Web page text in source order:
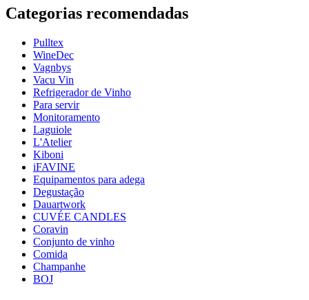
Número do produto109-183-00
Dimensões (LxAxP cm)
Peso (kg)
Categorias recomendadas
Pulltex
WineDec
Vagnbys
Vacu Vin
Refrigerador de Vinho
Para servir
Monitoramento
Laguiole
L'Atelier
Kiboni
iFAVINE
Equipamentos para adega
Degustação
Dauartwork
CUVÉE CANDLES
Coravin
Conjunto de vinho
Comida
Champanhe
BOJ